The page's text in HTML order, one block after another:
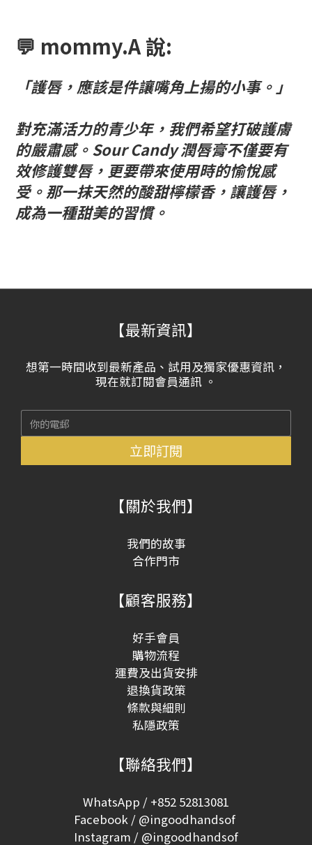
💬 mommy.A 說:
「護唇，應該是件讓嘴角上揚的小事。」
對充滿活力的青少年， 我們希望打破護膚
的嚴肅感。Sour Candy 潤唇膏不僅要有
效修護雙唇，更要帶來使用時的愉悅感
受。那一抹天然的酸甜檸檬香， 讓護唇，
成為一種甜美的習慣。
【最新資訊】
想第一時間收到最新產品、試用及獨家優惠資訊，
現在就訂閱會員通訊 。
立即訂閱
【關於我們】
我們的故事
合作門市
【顧客服務】
好手會員
購物流程
運費及出貨安排
退換貨政策
條款與細則
私隱政策
【聯絡我們】
WhatsApp / +852 52813081
Facebook / @ingoodhandsof
Instagram / @ingoodhandsof